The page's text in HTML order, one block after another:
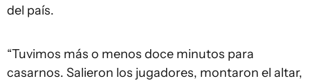
del país.
“Tuvimos más o menos doce minutos para
casarnos. Salieron los jugadores, montaron el altar,